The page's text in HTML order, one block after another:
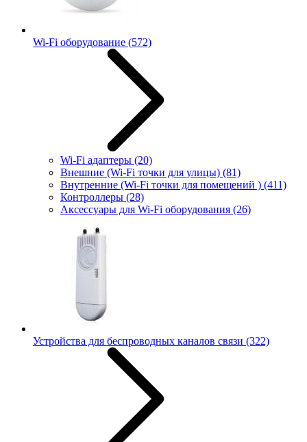
Wi-Fi оборудование (572)
Wi-Fi адаптеры (20)
Внешние (Wi-Fi точки для улицы) (81)
Внутренние (Wi-Fi точки для помещений ) (411)
Контроллеры (28)
Аксессуары для Wi-Fi оборудования (26)
Устройства для беспроводных каналов связи (322)